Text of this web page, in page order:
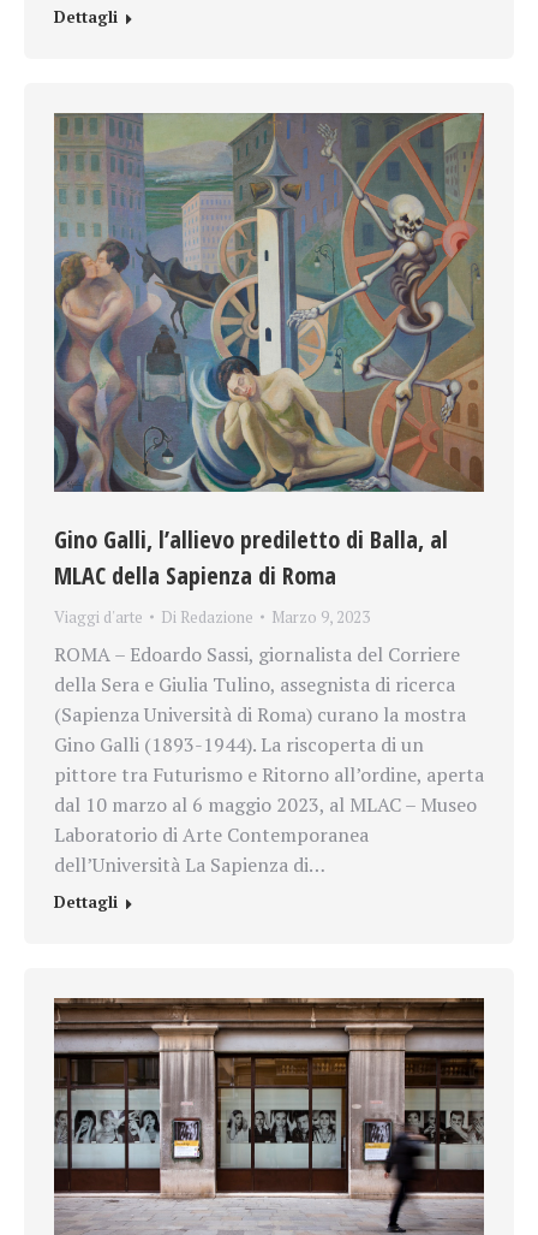
Dettagli
Gino Galli, l’allievo prediletto di Balla, al
MLAC della Sapienza di Roma
Viaggi d'arte Di Redazione Marzo 9, 2023
ROMA – Edoardo Sassi, giornalista del Corriere
della Sera e Giulia Tulino, assegnista di ricerca
(Sapienza Università di Roma) curano la mostra
Gino Galli (1893-1944). La riscoperta di un
pittore tra Futurismo e Ritorno all’ordine, aperta
dal 10 marzo al 6 maggio 2023, al MLAC – Museo
Laboratorio di Arte Contemporanea
dell’Università La Sapienza di…
Dettagli